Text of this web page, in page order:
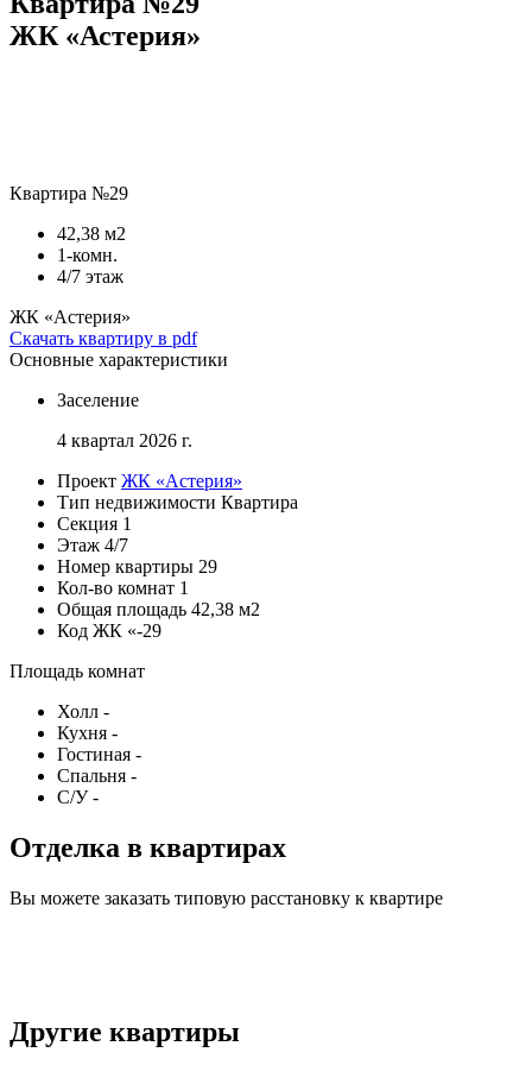
ЖК «Астерия»
Квартира №29
42,38 м2
1-комн.
4/7 этаж
ЖК «Астерия»
Скачать квартиру в pdf
Основные характеристики
Заселение
4 квартал 2026 г.
Проект ЖК «Астерия»
Тип недвижимости Квартира
Секция 1
Этаж 4/7
Номер квартиры 29
Кол-во комнат 1
Общая площадь 42,38 м2
Код ЖК «-29
Площадь комнат
Холл -
Кухня -
Гостиная -
Спальня -
С/У -
Отделка в квартирах
Вы можете заказать типовую расстановку к квартире
Другие квартиры